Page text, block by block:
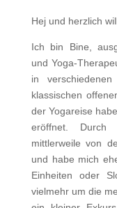
Hej und herzlich
Ich bin Bine,
und Yoga-
in
klassischen
der Yogareise
eröffnet. Durch
mittlerweile von
und habe mich
Einheiten oder
vielmehr um die